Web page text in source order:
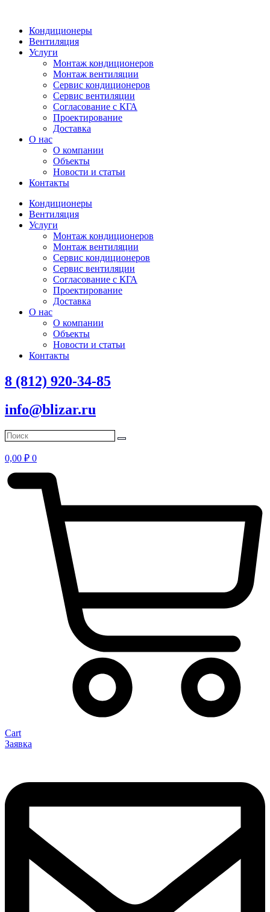
Кондиционеры
Вентиляция
Услуги
Монтаж кондиционеров
Монтаж вентиляции
Сервис кондиционеров
Сервис вентиляции
Согласование с КГА
Проектирование
Доставка
О нас
О компании
Объекты
Новости и статьи
Контакты
Кондиционеры
Вентиляция
Услуги
Монтаж кондиционеров
Монтаж вентиляции
Сервис кондиционеров
Сервис вентиляции
Согласование с КГА
Проектирование
Доставка
О нас
О компании
Объекты
Новости и статьи
Контакты
8 (812) 920-34-85
info@blizar.ru
0,00 ₽ 0
Cart
Заявка